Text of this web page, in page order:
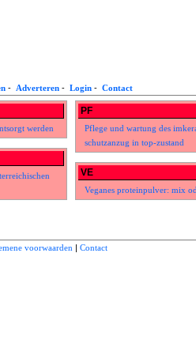
- Adverteren - Login - Contact
werden
PF
Pflege und wartung des
schutzanzug in top-zustand
VE
Veganes proteinpulver: mix
voorwaarden |Contact